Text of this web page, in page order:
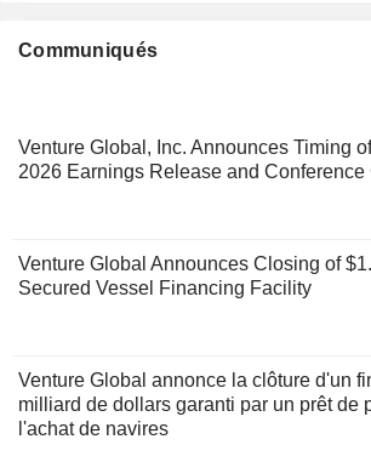
Communiqués
Venture Global, Inc. Announces Timing
2026 Earnings Release and Conference
Venture Global Announces Closing of
Secured Vessel Financing Facility
Venture Global annonce la clôture d'un
milliard de dollars garanti par un prêt de
l'achat de navires